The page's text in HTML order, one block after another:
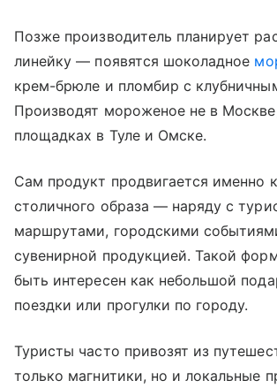
Позже производитель планирует
линейку — появятся шоколадное
крем-брюле и пломбир с
Производят мороженое не в
площадках в Туле и Омске.
Сам продукт продвигается именно
столичного образа — наряду с
маршрутами, городскими
сувенирной продукцией. Такой
быть интересен как небольшой
поездки или прогулки по городу.
Туристы часто привозят из
только магнитики, но и локальные